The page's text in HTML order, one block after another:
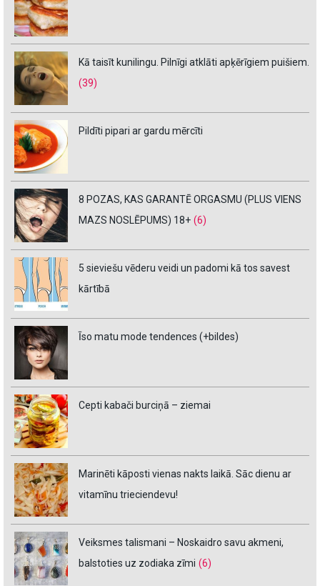
Kā taisīt kunilingu. Pilnīgi atklāti apķērīgiem puišiem.
(39)
Pildīti pipari ar gardu mērcīti
8 POZAS, KAS GARANTĒ ORGASMU (PLUS VIENS
MAZS NOSLĒPUMS) 18+ (6)
5 sieviešu vēderu veidi un padomi kā tos savest
kārtībā
Īso matu mode tendences (+bildes)
Cepti kabači burciņā – ziemai
Marinēti kāposti vienas nakts laikā. Sāc dienu ar
vitamīnu trieciendevu!
Veiksmes talismani – Noskaidro savu akmeni,
balstoties uz zodiaka zīmi (6)